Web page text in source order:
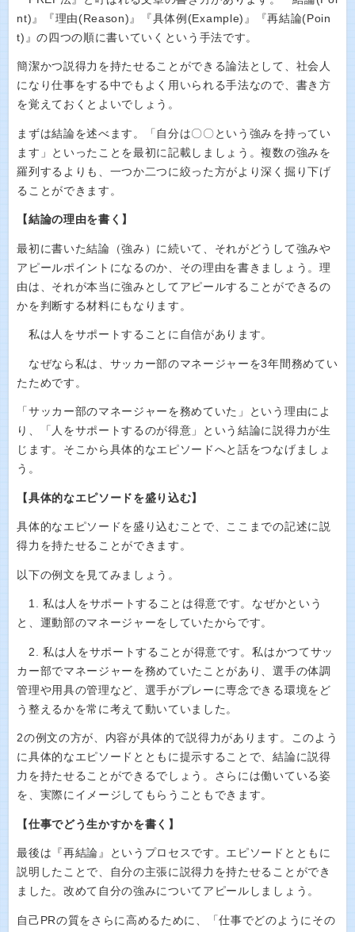
nt)』『理由(Reason)』『具体例(Example)』『再結論(Poin
t)』の四つの順に書いていくという手法です。
簡潔かつ説得力を持たせることができる論法として、社会人
になり仕事をする中でもよく用いられる手法なので、書き方
を覚えておくとよいでしょう。
まずは結論を述べます。「自分は〇〇という強みを持ってい
ます」といったことを最初に記載しましょう。複数の強みを
羅列するよりも、一つか二つに絞った方がより深く掘り下げ
ることができます。
【結論の理由を書く】
最初に書いた結論（強み）に続いて、それがどうして強みや
アピールポイントになるのか、その理由を書きましょう。理
由は、それが本当に強みとしてアピールすることができるの
かを判断する材料にもなります。
私は人をサポートすることに自信があります。
なぜなら私は、サッカー部のマネージャーを3年間務めてい
たためです。
「サッカー部のマネージャーを務めていた」という理由によ
り、「人をサポートするのが得意」という結論に説得力が生
じます。そこから具体的なエピソードへと話をつなげましょ
う。
【具体的なエピソードを盛り込む】
具体的なエピソードを盛り込むことで、ここまでの記述に説
得力を持たせることができます。
以下の例文を見てみましょう。
1. 私は人をサポートすることは得意です。なぜかという
と、運動部のマネージャーをしていたからです。
2. 私は人をサポートすることが得意です。私はかつてサッ
カー部でマネージャーを務めていたことがあり、選手の体調
管理や用具の管理など、選手がプレーに専念できる環境をど
う整えるかを常に考えて動いていました。
2の例文の方が、内容が具体的で説得力があります。このよう
に具体的なエピソードとともに提示することで、結論に説得
力を持たせることができるでしょう。さらには働いている姿
を、実際にイメージしてもらうこともできます。
【仕事でどう生かすかを書く】
最後は『再結論』というプロセスです。エピソードとともに
説明したことで、自分の主張に説得力を持たせることができ
ました。改めて自分の強みについてアピールしましょう。
自己PRの質をさらに高めるために、「仕事でどのようにその